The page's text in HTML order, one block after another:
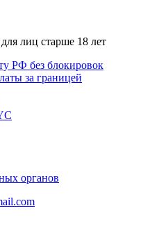
лиц старше 18 лет
РФ без блокировок
за границей
органов